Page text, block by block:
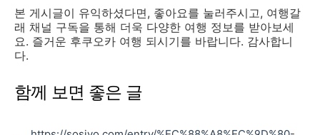
본 게시글이 유익하셨다면, 좋아요를 눌러주시고, 여행갈
래 채널 구독을 통해 더욱 다양한 여행 정보를 받아보세
요. 즐거운 후쿠오카 여행 되시기를 바랍니다. 감사합니
다.
함께 보면 좋은 글